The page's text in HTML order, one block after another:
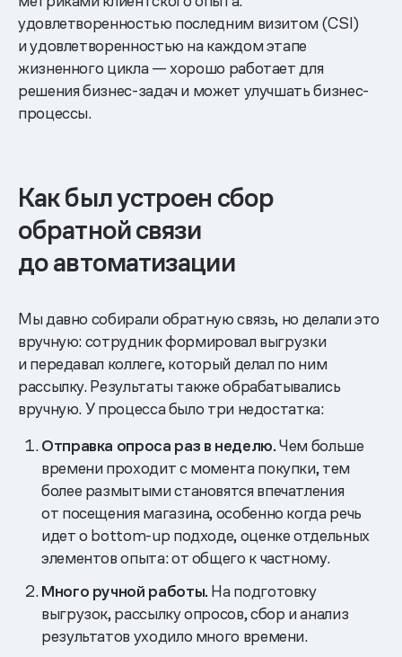
удовлетворенностью последним визитом (CSI)
и удовлетворенностью на каждом этапе
жизненного цикла — хорошо работает для
решения бизнес-задач и может улучшать бизнес-
процессы.
Как был устроен сбор
обратной связи
до автоматизации
Мы давно собирали обратную связь, но делали это
вручную: сотрудник формировал выгрузки
и передавал коллеге, который делал по ним
рассылку. Результаты также обрабатывались
вручную. У процесса было три недостатка:
Отправка опроса раз в неделю.Чем больше
времени проходит с момента покупки, тем
более размытыми становятся впечатления
от посещения магазина, особенно когда речь
идет о bottom-up подходе, оценке отдельных
элементов опыта: от общего к частному.
Много ручной работы. На подготовку
выгрузок, рассылку опросов, сбор и анализ
результатов уходило много времени.